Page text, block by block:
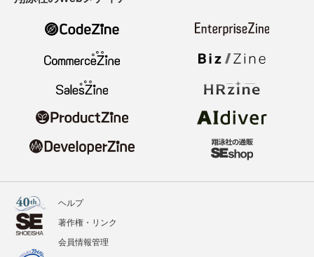
ヘルプ
著作権・リンク
会員情報管理